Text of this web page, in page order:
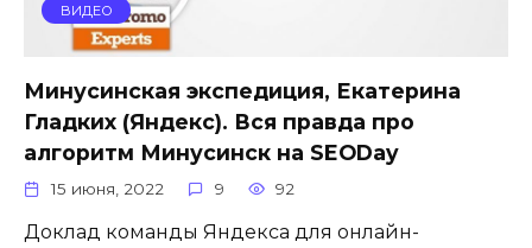
ВИДЕО
Минусинская экспедиция, Екатерина
Гладких (Яндекс). Вся правда про
алгоритм Минусинск на SEODay
15 июня, 2022 9 92
Доклад команды Яндекса для онлайн-